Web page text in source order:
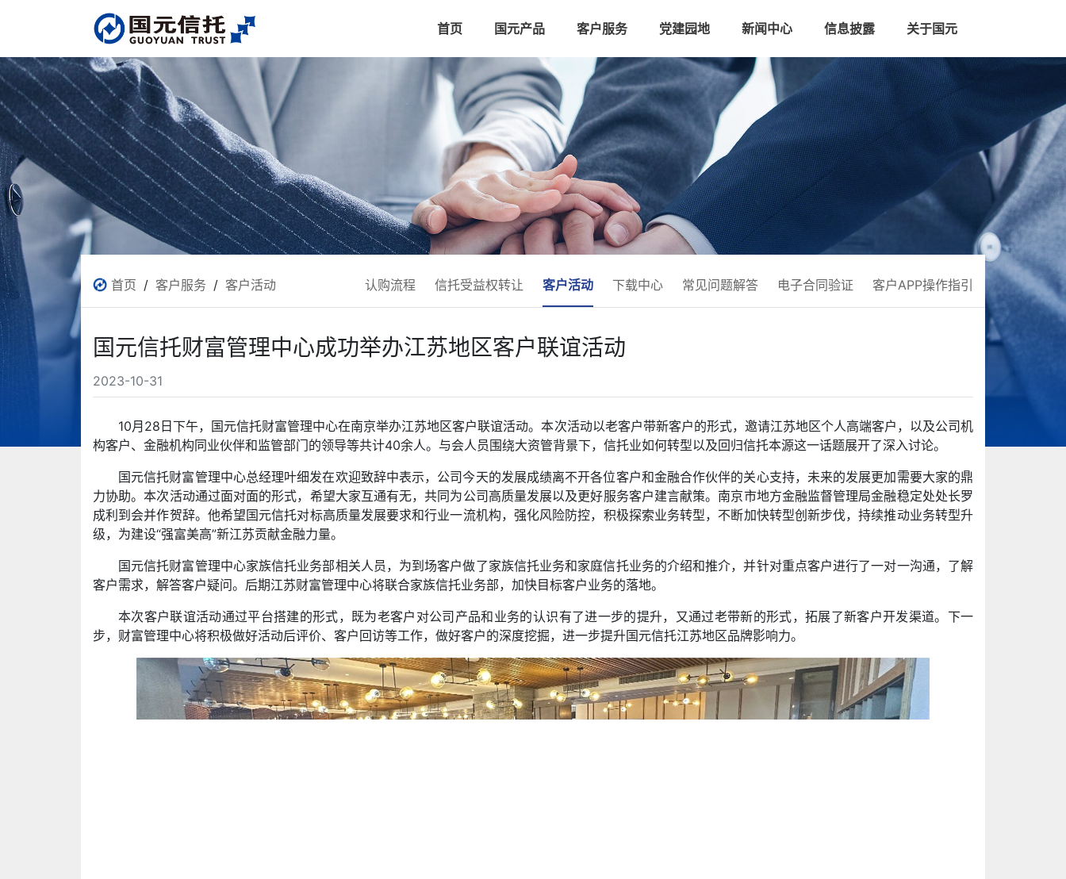
首页 国元产品 客户服务 党建园地 新闻中心 信息披露 关于国元
首页 / 客户服务 / 客户活动 认购流程 信托受益权转让 客户活动 下载中心 常见问题解答 电子合同验证 客户APP操作指引
国元信托财富管理中心成功举办江苏地区客户联谊活动
2023-10-31
10月28日下午，国元信托财富管理中心在南京举办江苏地区客户联谊活动。本次活动以老客户带新客户的形式，邀请江苏地区个人高端客户，以及公司机
构客户、金融机构同业伙伴和监管部门的领导等共计40余人。与会人员围绕大资管背景下，信托业如何转型以及回归信托本源这一话题展开了深入讨论。
国元信托财富管理中心总经理叶细发在欢迎致辞中表示，公司今天的发展成绩离不开各位客户和金融合作伙伴的关心支持，未来的发展更加需要大家的鼎
力协助。本次活动通过面对面的形式，希望大家互通有无，共同为公司高质量发展以及更好服务客户建言献策。南京市地方金融监督管理局金融稳定处处长罗
成利到会并作贺辞。他希望国元信托对标高质量发展要求和行业一流机构，强化风险防控，积极探索业务转型，不断加快转型创新步伐，持续推动业务转型升
级，为建设“强富美高”新江苏贡献金融力量。
国元信托财富管理中心家族信托业务部相关人员，为到场客户做了家族信托业务和家庭信托业务的介绍和推介，并针对重点客户进行了一对一沟通，了解
客户需求，解答客户疑问。后期江苏财富管理中心将联合家族信托业务部，加快目标客户业务的落地。
本次客户联谊活动通过平台搭建的形式，既为老客户对公司产品和业务的认识有了进一步的提升，又通过老带新的形式，拓展了新客户开发渠道。下一
步，财富管理中心将积极做好活动后评价、客户回访等工作，做好客户的深度挖掘，进一步提升国元信托江苏地区品牌影响力。